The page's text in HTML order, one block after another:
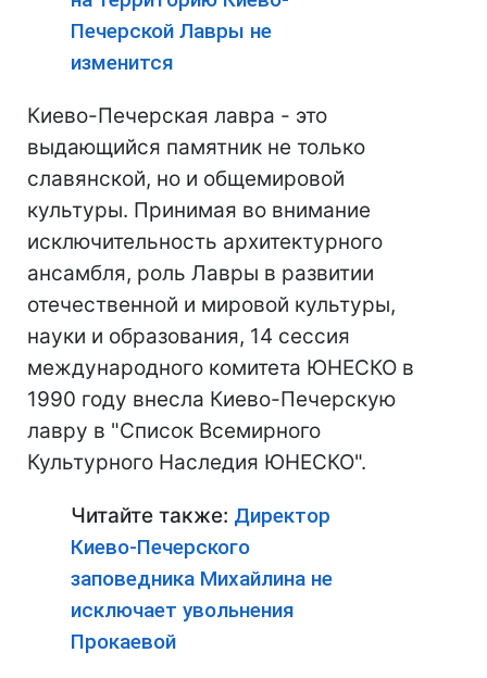
Печерской Лавры не
изменится
Киево-Печерская лавра - это
выдающийся памятник не только
славянской, но и общемировой
культуры. Принимая во внимание
исключительность архитектурного
ансамбля, роль Лавры в развитии
отечественной и мировой культуры,
науки и образования, 14 сессия
международного комитета ЮНЕСКО в
1990 году внесла Киево-Печерскую
лавру в "Список Всемирного
Культурного Наследия ЮНЕСКО".
Читайте также: Директор
Киево-Печерского
заповедника Михайлина не
исключает увольнения
Прокаевой